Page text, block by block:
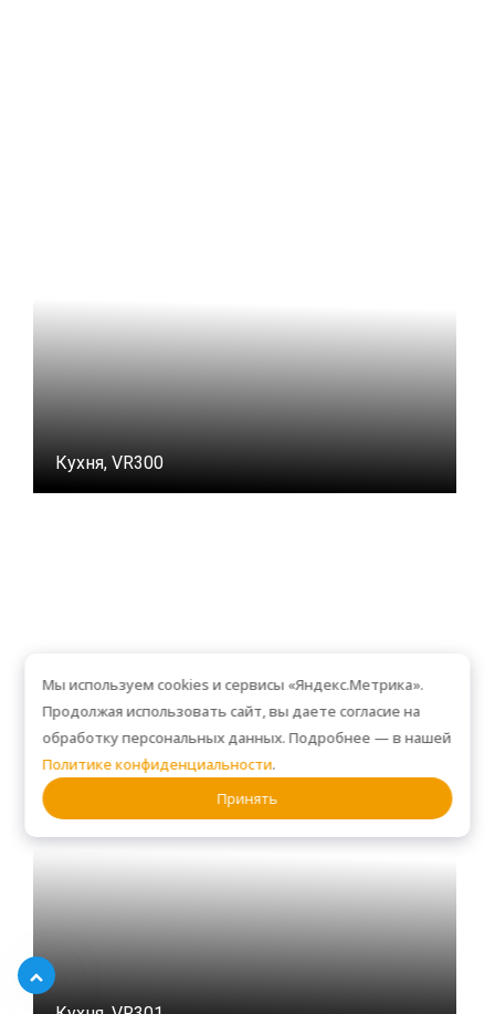
Кухня, VR300
Мы используем cookies и сервисы «Яндекс.Метрика».
Продолжая использовать сайт, вы даете согласие на
обработку персональных данных. Подробнее — в нашей
Политике конфиденциальности.
Принять